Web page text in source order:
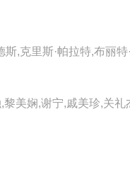
,克里斯·帕拉特,布丽
黎美娴,谢宁,戚美珍,关